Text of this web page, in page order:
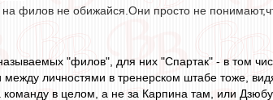
филов не обижайся.Они просто не
"филов", для них "Спартак" - в том
личностями в тренерском штабе тоже,
в целом, а не за Карпина там, или